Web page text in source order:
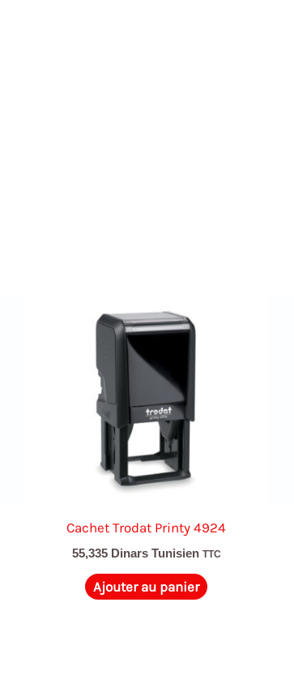
Cachet Trodat Printy 4924
55,335 Dinars Tunisien TTC
Ajouter au panier